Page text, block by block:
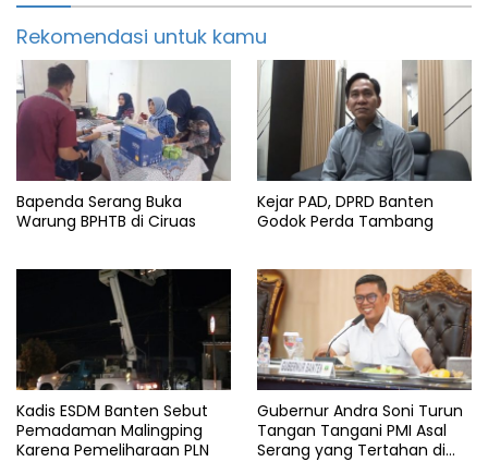
Rekomendasi untuk kamu
Bapenda Serang Buka
Warung BPHTB di Ciruas
Kejar PAD, DPRD Banten
Godok Perda Tambang
Kadis ESDM Banten Sebut
Pemadaman Malingping
Karena Pemeliharaan PLN
Gubernur Andra Soni Turun
Tangan Tangani PMI Asal
Serang yang Tertahan di